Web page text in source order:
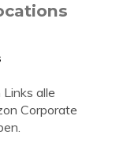
alle
Corporate